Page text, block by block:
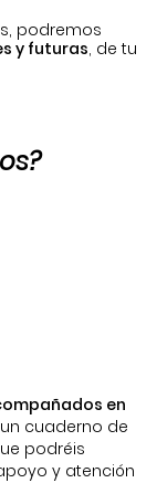
podremos
y futuras, de tu
en
cuaderno de
podréis
y atención